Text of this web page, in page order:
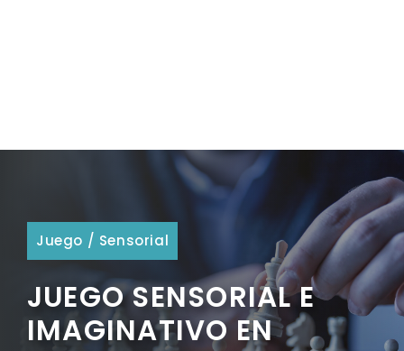
Juego / Sensorial
JUEGO SENSORIAL E
IMAGINATIVO EN